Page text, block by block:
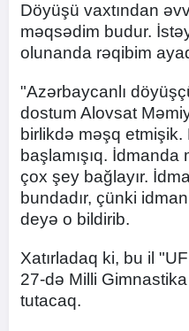
Döyüşü vaxtından
məqsədim budur.
olunanda rəqibim
"Azərbaycanlı
dostum Alovsat
birlikdə məşq
başlamışıq.
çox şey bağlayır.
bundadır, çünki
deyə o bildirib.
Xatırladaq ki, bu il
27-də Milli
tutacaq.